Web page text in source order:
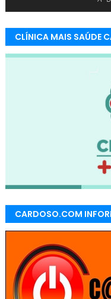
CLÍNICA MAIS SAÚDE
CARDOSO.COM